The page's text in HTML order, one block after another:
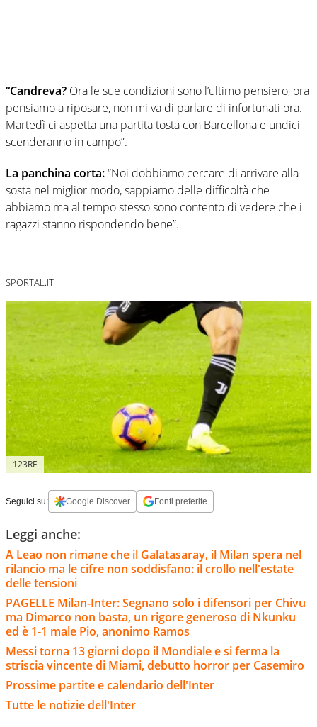
“Candreva? Ora le sue condizioni sono l’ultimo pensiero, ora
pensiamo a riposare, non mi va di parlare di infortunati ora.
Martedì ci aspetta una partita tosta con Barcellona e undici
scenderanno in campo”.
La panchina corta:“Noi dobbiamo cercare di arrivare alla
sosta nel miglior modo, sappiamo delle difficoltà che
abbiamo ma al tempo stesso sono contento di vedere che i
ragazzi stanno rispondendo bene”.
SPORTAL.IT
123RF
Seguici su: Google Discover Fonti preferite
Leggi anche:
A Leao non rimane che il Galatasaray, il Milan spera nel
rilancio ma le cifre non soddisfano: il crollo nell'estate
delle tensioni
PAGELLE Milan-Inter: Segnano solo i difensori per Chivu
ma Dimarco non basta, un rigore generoso di Nkunku
ed è 1-1 male Pio, anonimo Ramos
Messi torna 13 giorni dopo il Mondiale e si ferma la
striscia vincente di Miami, debutto horror per Casemiro
Prossime partite e calendario dell'Inter
Tutte le notizie dell'Inter